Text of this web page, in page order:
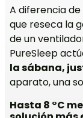
A diferencia
que reseca la
de un
PureSleep
la sábana,
aparato, una
Hasta 8 °C